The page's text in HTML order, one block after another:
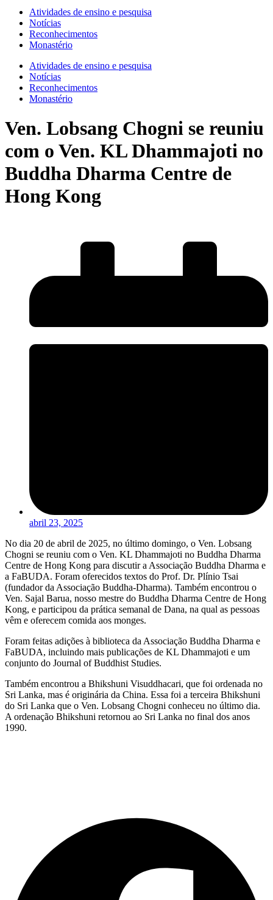
Atividades de ensino e pesquisa
Notícias
Reconhecimentos
Monastério
Atividades de ensino e pesquisa
Notícias
Reconhecimentos
Monastério
Ven. Lobsang Chogni se reuniu
com o Ven. KL Dhammajoti no
Buddha Dharma Centre de
Hong Kong
abril 23, 2025
No dia 20 de abril de 2025, no último domingo, o Ven. Lobsang
Chogni se reuniu com o Ven. KL Dhammajoti no Buddha Dharma
Centre de Hong Kong para discutir a Associação Buddha Dharma e
a FaBUDA. Foram oferecidos textos do Prof. Dr. Plínio Tsai
(fundador da Associação Buddha-Dharma). Também encontrou o
Ven. Sajal Barua, nosso mestre do Buddha Dharma Centre de Hong
Kong, e participou da prática semanal de Dana, na qual as pessoas
vêm e oferecem comida aos monges.
Foram feitas adições à biblioteca da Associação Buddha Dharma e
FaBUDA, incluindo mais publicações de KL Dhammajoti e um
conjunto do Journal of Buddhist Studies.
Também encontrou a Bhikshuni Visuddhacari, que foi ordenada no
Sri Lanka, mas é originária da China. Essa foi a terceira Bhikshuni
do Sri Lanka que o Ven. Lobsang Chogni conheceu no último dia.
A ordenação Bhikshuni retornou ao Sri Lanka no final dos anos
1990.